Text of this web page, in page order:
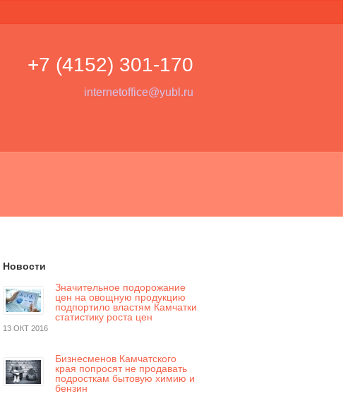
+7 (4152) 301-170
internetoffice@yubl.ru
Новости
Значительное подорожание
цен на овощную продукцию
подпортило властям Камчатки
статистику роста цен
13 ОКТ 2016
Бизнесменов Камчатского
края попросят не продавать
подросткам бытовую химию и
бензин